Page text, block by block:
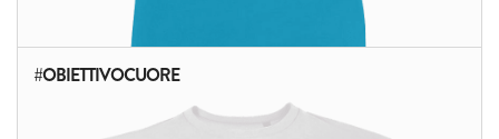
#OBIETTIVOCUORE